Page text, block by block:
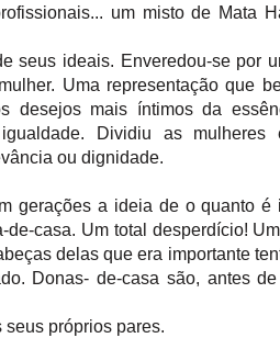
um misto de Mata
seus ideais. Enveredou-se por
Uma representação que
desejos mais íntimosda
Dividiu as mulheres
ou dignidade.
gerações a ideia de o quanto
casa. Um total desperdício!
delas que era importante
Donas- de-casa são, antes
próprios pares.